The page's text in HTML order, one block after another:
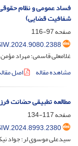
فساد عمومی و نظام
شفافیت قضایی)
صفحه97-116
غلامعلی قاسمی؛ مهراد
مشاهده مقاله
اصل
مطالعه تطبیقی حضانت
صفحه117-134
سیدعلی موسوی لر؛ جواد